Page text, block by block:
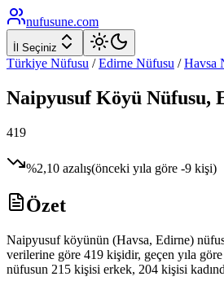
nufusune.com
İl Seçiniz
Türkiye Nüfusu / Edirne Nüfusu / Havsa
NaipyusufKöyü Nüfusu,
419
%2,10 azalış(önceki yıla göre -9 kişi)
Özet
Naipyusuf köyünün (Havsa, Edirne)
verilerine göre 419 kişidir, geçen yıla
nüfusun 215 kişisi erkek, 204 kişisi